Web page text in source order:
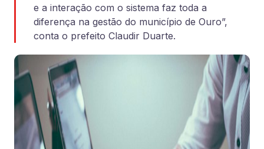
e a interação com o sistema faz toda a
diferença na gestão do município de Ouro”,
conta o prefeito Claudir Duarte.